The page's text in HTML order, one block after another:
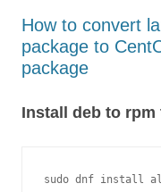
How to convert
package to
package
Install deb to rpm